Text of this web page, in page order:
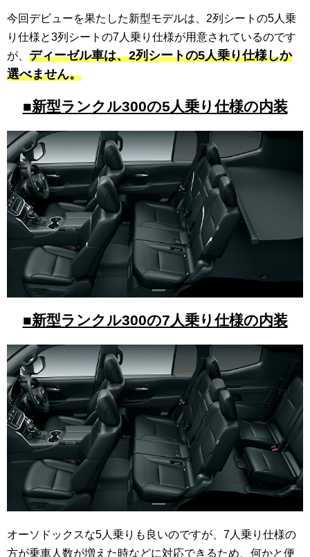
今回デビューを果たした新型モデルは、2列シートの5人乗
り仕様と3列シートの7人乗り仕様が用意されているのです
が、 ディーゼル車は、2列シートの5人乗り仕様しか
選べません。
■新型ランクル300の5人乗り仕様の内装
■新型ランクル300の7人乗り仕様の内装
オーソドックスな5人乗りも良いのですが、7人乗り仕様の
方が乗車人数が増えた時などに対応できるため、何かと便